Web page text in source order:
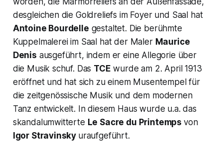
desgleichen die Goldreliefs im Foyer und Saal hat
Antoine Bourdelle gestaltet. Die berühmte
Kuppelmalerei im Saal hat der Maler Maurice
Denis ausgeführt, indem er eine Allegorie über
die Musik schuf. Das TCE wurde am 2. April 1913
eröffnet und hat sich zu einem Musentempel für
die zeitgenössische Musik und dem modernen
Tanz entwickelt. In diesem Haus wurde u.a. das
skandalumwitterte Le Sacre du Printemps von
Igor Stravinsky uraufgeführt.